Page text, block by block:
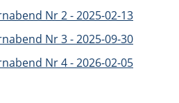
Nr 2 - 2025-02-13
Nr 3 - 2025-09-30
Nr 4 - 2026-02-05